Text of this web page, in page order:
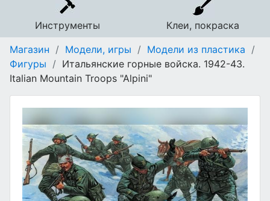
Инструменты
Клеи, покраска
Магазин / Модели, игры / Модели из пластика /
Фигуры / Итальянские горные войска. 1942-43.
Italian Mountain Troops "Alpini"